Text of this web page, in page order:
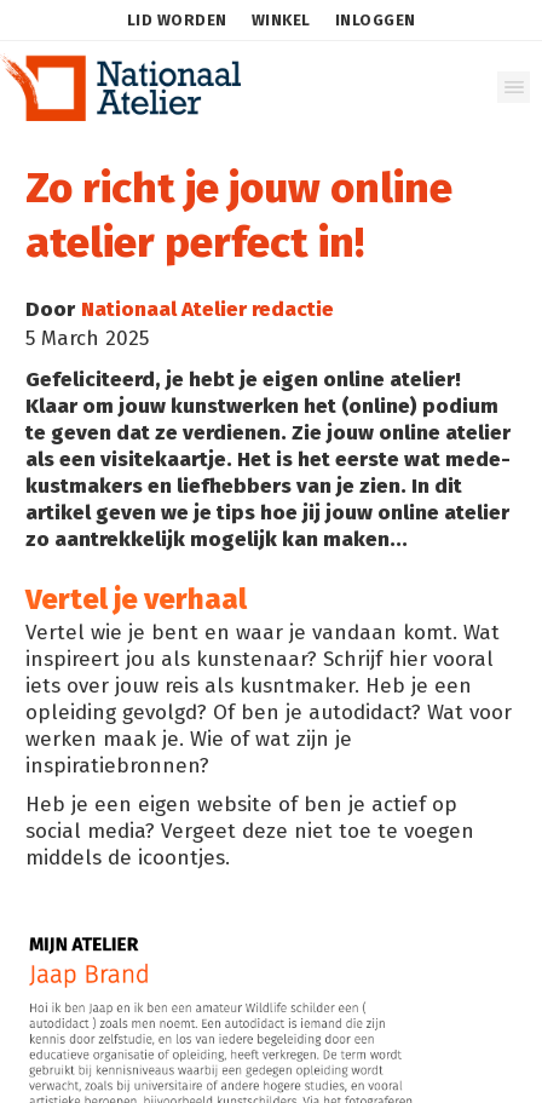
LID WORDEN WINKEL INLOGGEN
Zo richt je jouw online
atelier perfect in!
Door Nationaal Atelier redactie
5 March 2025
Gefeliciteerd, je hebt je eigen online atelier!
Klaar om jouw kunstwerken het (online) podium
te geven dat ze verdienen. Zie jouw online atelier
als een visitekaartje. Het is het eerste wat mede-
kustmakers en liefhebbers van je zien. In dit
artikel geven we je tips hoe jij jouw online atelier
zo aantrekkelijk mogelijk kan maken...
Vertel je verhaal
Vertel wie je bent en waar je vandaan komt. Wat
inspireert jou als kunstenaar? Schrijf hier vooral
iets over jouw reis als kusntmaker. Heb je een
opleiding gevolgd? Of ben je autodidact? Wat voor
werken maak je. Wie of wat zijn je
inspiratiebronnen?
Heb je een eigen website of ben je actief op
social media? Vergeet deze niet toe te voegen
middels de icoontjes.